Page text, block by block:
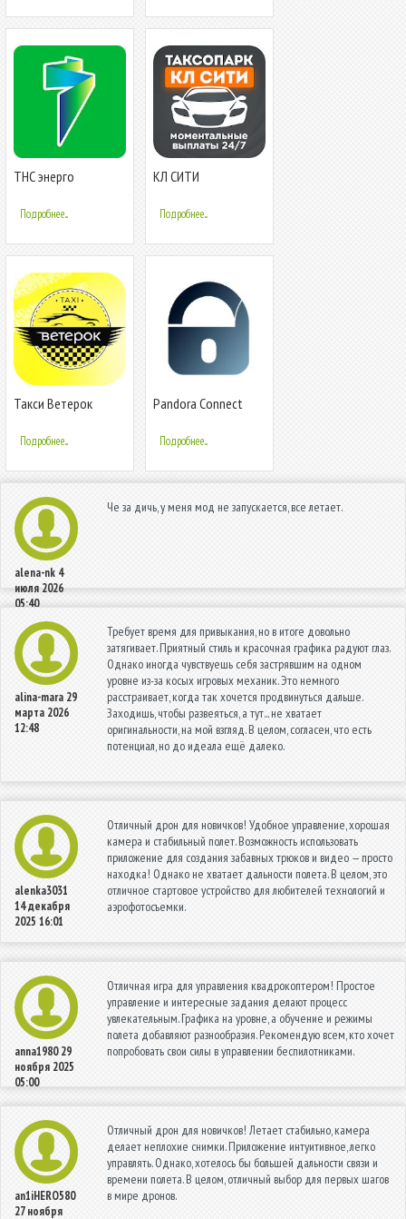
ТНС энерго
Подробнее...
КЛ СИТИ
Подробнее...
Такси Ветерок
Подробнее...
Pandora Connect
Подробнее...
alena-nk 4
июля 2026
05:40
Че за дичь, у меня мод не запускается, все летает.
alina-mara 29
марта 2026
12:48
Требует время для привыкания, но в итоге довольно
затягивает. Приятный стиль и красочная графика радуют глаз.
Однако иногда чувствуешь себя застрявшим на одном
уровне из-за косых игровых механик. Это немного
расстраивает, когда так хочется продвинуться дальше.
Заходишь, чтобы развеяться, а тут... не хватает
оригинальности, на мой взгляд. В целом, согласен, что есть
потенциал, но до идеала ещё далеко.
alenka3031
14 декабря
2025 16:01
Отличный дрон для новичков! Удобное управление, хорошая
камера и стабильный полет. Возможность использовать
приложение для создания забавных трюков и видео — просто
находка! Однако не хватает дальности полета. В целом, это
отличное стартовое устройство для любителей технологий и
аэрофотосъемки.
anna1980 29
ноября 2025
05:00
Отличная игра для управления квадрокоптером! Простое
управление и интересные задания делают процесс
увлекательным. Графика на уровне, а обучение и режимы
полета добавляют разнообразия. Рекомендую всем, кто хочет
попробовать свои силы в управлении беспилотниками.
an1iHERO580
27 ноября
Отличный дрон для новичков! Летает стабильно, камера
делает неплохие снимки. Приложение интуитивное, легко
управлять. Однако, хотелось бы большей дальности связи и
времени полета. В целом, отличный выбор для первых шагов
в мире дронов.